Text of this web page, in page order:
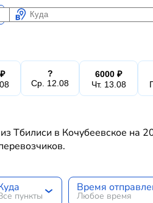
Куда
?
Ср. 12.08
6000 ₽
Чт. 13.08
Тбилиси в Кочубеевское
пункты
Время
Любое время